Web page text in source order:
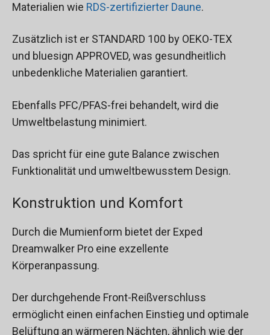
Materialien wie RDS-zertifizierter Daune.
Zusätzlich ist er STANDARD 100 by OEKO-TEX
und bluesign APPROVED, was gesundheitlich
unbedenkliche Materialien garantiert.
Ebenfalls PFC/PFAS-frei behandelt, wird die
Umweltbelastung minimiert.
Das spricht für eine gute Balance zwischen
Funktionalität und umweltbewusstem Design.
Konstruktion und Komfort
Durch die Mumienform bietet der Exped
Dreamwalker Pro eine exzellente
Körperanpassung.
Der durchgehende Front-Reißverschluss
ermöglicht einen einfachen Einstieg und optimale
Belüftung an wärmeren Nächten, ähnlich wie der